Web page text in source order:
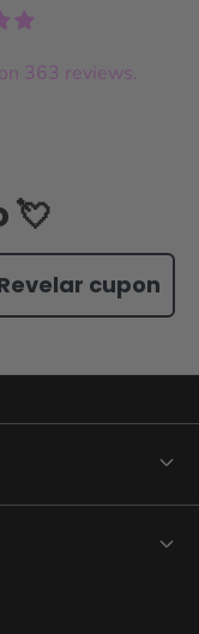
363 reviews.
💘
cupon